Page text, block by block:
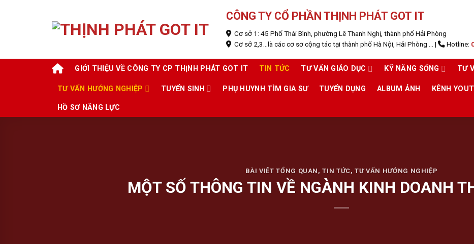
CÔNG TY CỔ PHẦN THỊNH PHÁT GOT IT
Cơ sở 1: 45 Phố Thái Bình, phường Lê Thanh Nghị, thành phố Hải Phòng
Cơ sở 2,3...là các cơ sơ cộng tác tại thành phố Hà Nội, Hải Phòng ... | Hotline:
GIỚI THIỆU VỀ CÔNG TY CP THỊNH PHÁT GOT IT TIN TỨC TƯ VẤN GIÁO DỤC KỸ NĂNG SỐNG TƯ
TƯ VẤN HƯỚNG NGHIỆP TUYỂN SINH PHỤ HUYNH TÌM GIA SƯ TUYỂN DỤNG ALBUM ẢNH KÊNH
HỒ SƠ NĂNG LỰC
BÀI VIÊT TỔNG QUAN ,TIN TỨC,TƯ VẤN HƯỚNG NGHIỆP
MỘT SỐ THÔNG TIN VỀ NGÀNH KINH DOANH